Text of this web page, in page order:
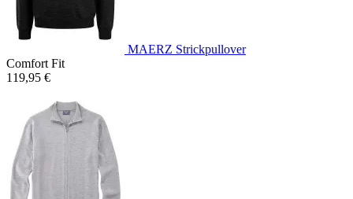
MAERZ Strickpullover
Comfort Fit
119,95 €